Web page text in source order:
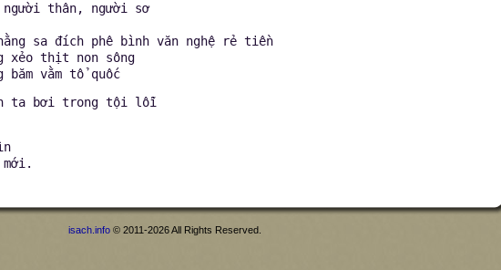
người thân, người sơ
sa đích phê bình văn nghệ rẻ tiền
xẻo thịt non sông
băm vằm tổ quốc
ta bơi trong tội lỗi
isach.info © 2011-2026 All Rights Reserved.